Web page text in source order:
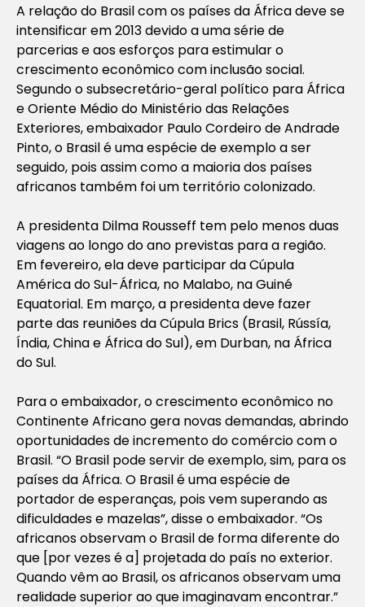
A relação do Brasil com os países da África deve se
intensificar em 2013 devido a uma série de
parcerias e aos esforços para estimular o
crescimento econômico com inclusão social.
Segundo o subsecretário-geral político para África
e Oriente Médio do Ministério das Relações
Exteriores, embaixador Paulo Cordeiro de Andrade
Pinto, o Brasil é uma espécie de exemplo a ser
seguido, pois assim como a maioria dos países
africanos também foi um território colonizado.
A presidenta Dilma Rousseff tem pelo menos duas
viagens ao longo do ano previstas para a região.
Em fevereiro, ela deve participar da Cúpula
América do Sul-África, no Malabo, na Guiné
Equatorial. Em março, a presidenta deve fazer
parte das reuniões da Cúpula Brics (Brasil, Rússía,
Índia, China e África do Sul), em Durban, na África
do Sul.
Para o embaixador, o crescimento econômico no
Continente Africano gera novas demandas, abrindo
oportunidades de incremento do comércio com o
Brasil. “O Brasil pode servir de exemplo, sim, para os
países da África. O Brasil é uma espécie de
portador de esperanças, pois vem superando as
dificuldades e mazelas”, disse o embaixador. “Os
africanos observam o Brasil de forma diferente do
que [por vezes é a] projetada do país no exterior.
Quando vêm ao Brasil, os africanos observam uma
realidade superior ao que imaginavam encontrar.”